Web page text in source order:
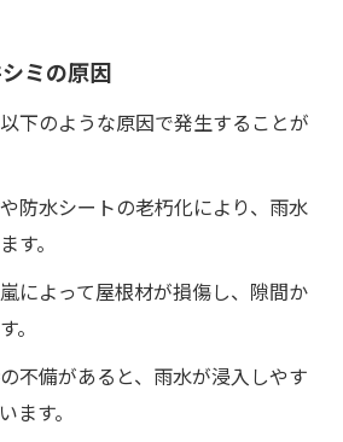
ミの原因
下のような原因で発生することが
防水シートの老朽化により、雨水
す。
によって屋根材が損傷し、隙間か
。
不備があると、雨水が浸入しやす
ます。